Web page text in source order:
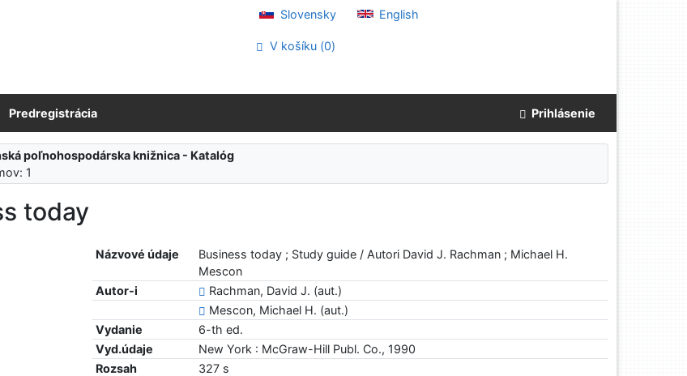
Slovensky English
V košíku (0)
Predregistrácia Prihlásenie
poľnohospodárska knižnica - Katalóg
1
today
Názvové údaje
Business today ; Study guide / Autori David J. Rachman ; Michael H.
Mescon
Autor-i
Rachman, David J. (aut.)
Mescon, Michael H. (aut.)
Vydanie
6-th ed.
Vyd.údaje
New York : McGraw-Hill Publ. Co., 1990
Rozsah
327 s